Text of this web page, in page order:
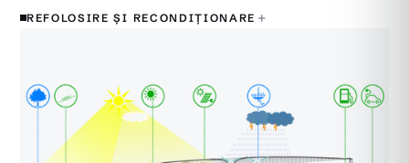
REFOLOSIRE ȘI RECONDIȚIONARE +